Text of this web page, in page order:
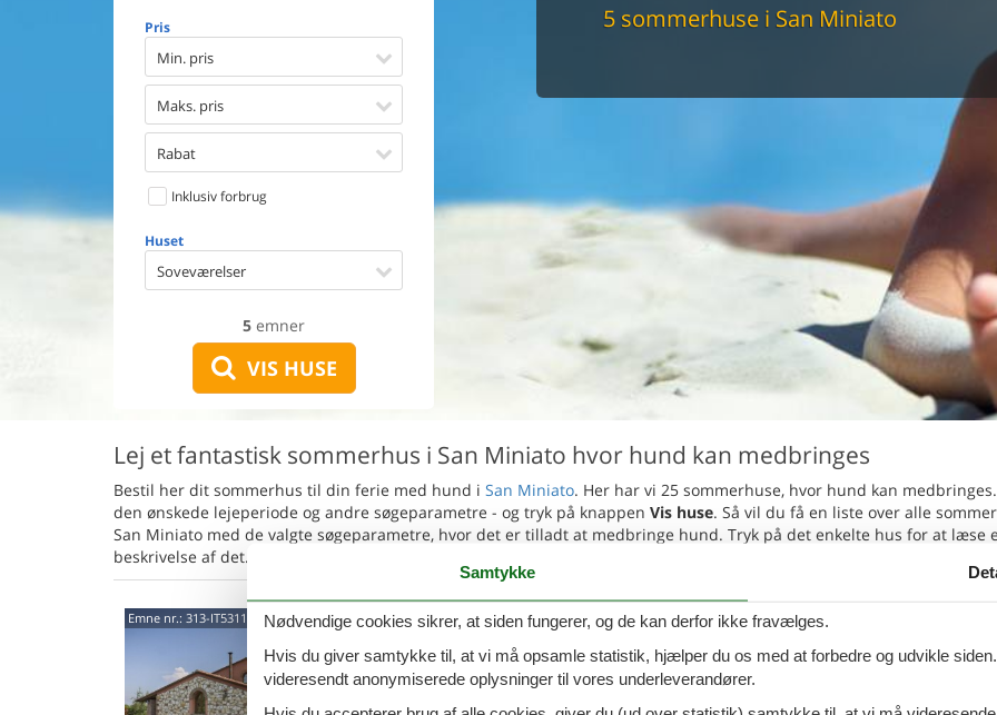
Pris
Min. pris
Maks. pris
Rabat
Inklusiv forbrug
Huset
Soveværelser
5 emner
VIS HUSE
Aircondition
Ladestander til elbil
5 sommerhuse i San Miniato
Lej et fantastisk sommerhus i San Miniato hvor hund kan medbringes
Bestil her dit sommerhus til din ferie med hund i San Miniato. Her har vi 25 sommerhuse, hvor hund kan
den ønskede lejeperiode og andre søgeparametre - og tryk på knappen Vis huse. Så vil du få en liste over alle
San Miniato med de valgte søgeparametre, hvor det er tilladt at medbringe hund. Tryk på det enkelte hus for at læse
beskrivelse af det.
Emne nr.: 313-IT5311.610.1 56020 - San Miniato
4,4
12 personer
Samtykke
Nødvendige cookies sikrer, at siden fungerer, og de kan derfor ikke fravælges.
Hvis du giver samtykke til, at vi må opsamle statistik, hjælper du os med at forbedre og udvikle
videresendt anonymiserede oplysninger til vores underleverandører.